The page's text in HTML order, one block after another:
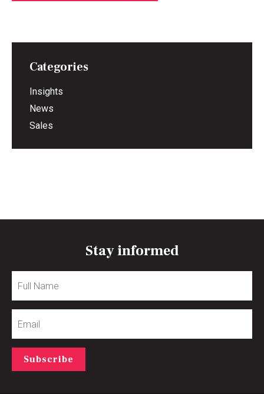
Categories
Insights
News
Sales
Stay informed
Name
Subscribe